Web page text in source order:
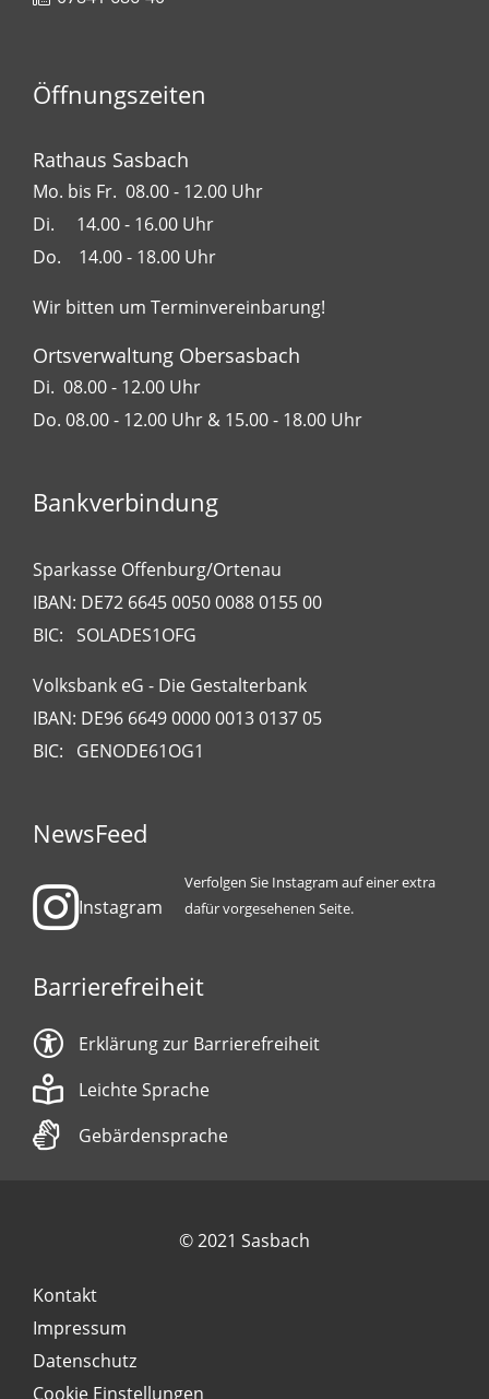
Öffnungszeiten
Rathaus Sasbach
Mo. bis Fr. 08.00 - 12.00 Uhr
Di. 14.00 - 16.00 Uhr
Do. 14.00 - 18.00 Uhr
Wir bitten um Terminvereinbarung!
Ortsverwaltung Obersasbach
Di. 08.00 - 12.00 Uhr
Do. 08.00 - 12.00 Uhr & 15.00 - 18.00 Uhr
Bankverbindung
Sparkasse Offenburg/Ortenau
IBAN: DE72 6645 0050 0088 0155 00
BIC: SOLADES1OFG
Volksbank eG - Die Gestalterbank
IBAN: DE96 6649 0000 0013 0137 05
BIC: GENODE61OG1
NewsFeed
Instagram
Verfolgen Sie Instagram auf einer extra
dafür vorgesehenen Seite.
Barrierefreiheit
Erklärung zur Barrierefreiheit
Leichte Sprache
Gebärdensprache
© 2021 Sasbach
Kontakt
Impressum
Datenschutz
Cookie Einstellungen